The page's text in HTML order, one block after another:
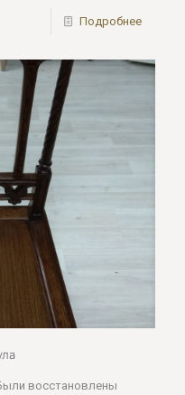
Подробнее
восстановлены